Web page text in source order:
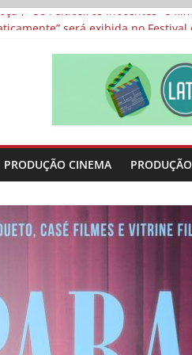
“Os Feiticeiros Inocentes” e
protagonizam adaptação
e divide prêmio principal entre
metragens sobre
PRODUÇÃO CINEMA